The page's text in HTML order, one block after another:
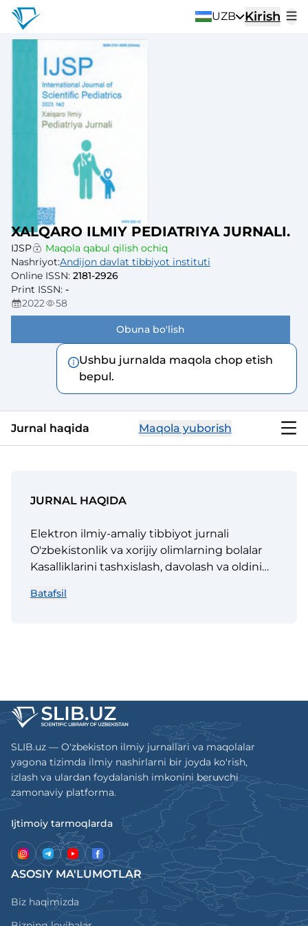
UZB Kirish
XALQARO ILMIY PEDIATRIYA JURNALI.
IJSP
Maqola qabul qilish ochiq
Nashriyot:Andijon davlat tibbiyot instituti
Online ISSN: 2181-2926
Print ISSN: -
2022
58
Obuna bo'lish
Ushbu jurnalda maqola chop etish
bepul.
Jurnal haqida Maqola yuborish
JURNAL HAQIDA
Elektron ilmiy-amaliy tibbiyot jurnali
O'zbekistonlik va xorijiy olimlarning bolalar
Kasalliklarini tashxislash, davolash va oldini
innovatsion
Batafsil
SLIB.uz — O'zbekiston ilmiy jurnallari va maqolalar
yagona tizimda ilmiy nashirlarni bir joyda ko'rish,
izlash va ulardan foydalanish imkonini beruvchi
zamonaviy platforma.
Ijtimoiy tarmoqlarda
ASOSIY MA'LUMOTLAR
Biz haqimizda